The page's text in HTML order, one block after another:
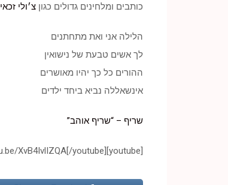
כותבים ומלחינים גדולים כגון צ׳ולי זכאי
הלילה אני ואת מתחתנים
לך אשים טבעת של נישואין
ההורים כל כך יהיו מאושרים
אינשאללה נביא ביחד ילדים
שריף – “שריף אוהב”
[youtube]http://youtu.be/XvB4IvlIZQA[/youtube]